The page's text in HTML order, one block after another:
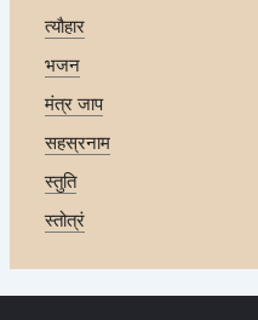
त्यौहार
भजन
मंत्र जाप
सहस्रनाम
स्तुति
स्तोत्रं